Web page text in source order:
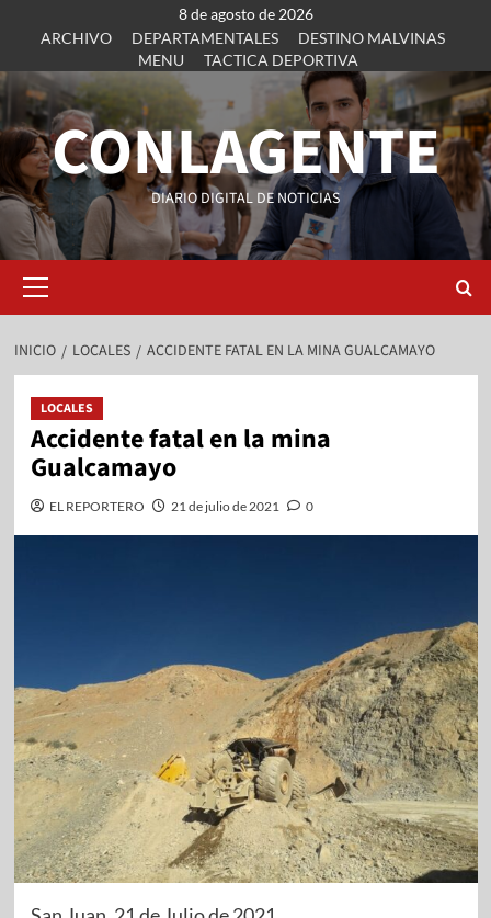
8 de agosto de 2026
ARCHIVO
DEPARTAMENTALES
DESTINO MALVINAS
MENU
TACTICA DEPORTIVA
CONLAGENTE
DIARIO DIGITAL DE NOTICIAS
INICIO LOCALES ACCIDENTE FATAL EN LA MINA GUALCAMAYO
LOCALES
Accidente fatal en la mina
Gualcamayo
EL REPORTERO 21 de julio de 2021 0